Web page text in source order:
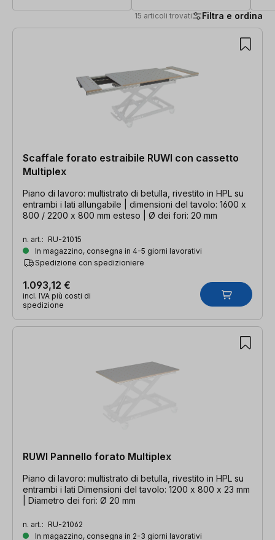
15 articoli trovati Filtra e ordina
15 articoli trovati
Scaffale forato estraibile RUWI con cassetto
Multiplex
Piano di lavoro: multistrato di betulla, rivestito in HPL su
entrambi i lati allungabile | dimensioni del tavolo: 1600 x
800 / 2200 x 800 mm esteso | Ø dei fori: 20 mm
n. art.: RU-21015
In magazzino, consegna in 4-5 giorni lavorativi
Spedizione con spedizioniere
1.093,12 €
incl. IVA più costi di
spedizione
RUWI Pannello forato Multiplex
Piano di lavoro: multistrato di betulla, rivestito in HPL su
entrambi i lati Dimensioni del tavolo: 1200 x 800 x 23 mm
| Diametro dei fori: Ø 20 mm
n. art.: RU-21062
In magazzino, consegna in 2-3 giorni lavorativi